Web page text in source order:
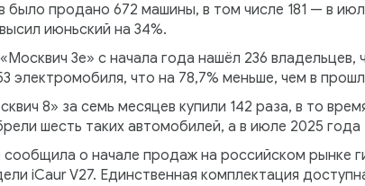
было продано 672 машины, в том числе 181 — в
июньский на 34%.
3е» с начала года нашёл 236
электромобиля, что на 78,7% меньше, чем в
8» за семь месяцев купили 142 раза, в то
шесть таких автомобилей, а в июле 2025
о начале продаж на российском рынке
iCaur V27. Единственная комплектация